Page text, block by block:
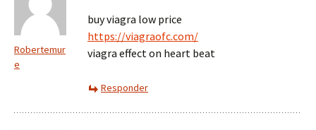
Robertemur
e
buy viagra low price
https://viagraofc.com/
viagra effect on heart beat
Responder